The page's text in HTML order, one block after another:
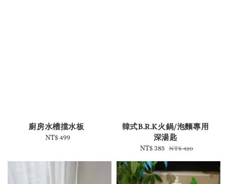
廚房水槽擋水板
Regular
NT$ 499
韓式B.R.K火鍋/泡麵專用
深湯匙
Sale
NT$ 385 Regular
NT$ 420